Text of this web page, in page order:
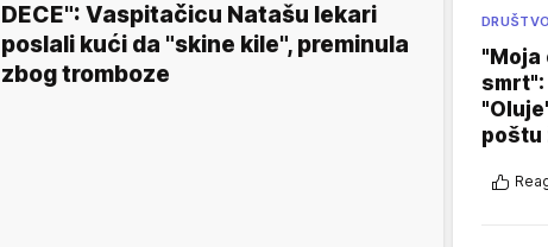
DECE": Vaspitačicu Natašu lekari
poslali kući da "skine kile", preminula
zbog tromboze
DRUŠTVO
"Moja
poštu